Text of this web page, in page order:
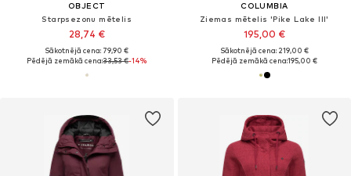
OBJECT
Starpsezonu mētelis
28,74 €
Sākotnējā cena: 79,90 €
Pēdējā zemākā cena:33,53 €-14%
COLUMBIA
Ziemas mētelis 'Pike Lake III'
195,00 €
Sākotnējā cena: 219,00 €
Pēdējā zemākā cena:195,00 €